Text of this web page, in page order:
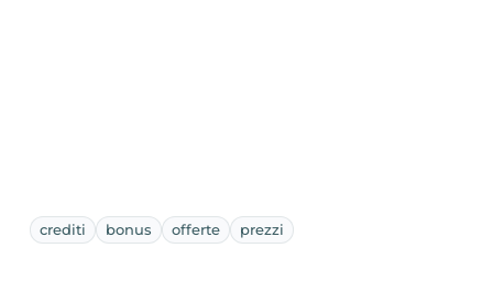
crediti bonus offerte prezzi